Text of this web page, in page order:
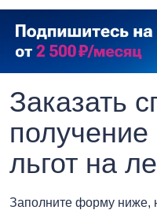
Заказать
льгот на
Заполните форму ниже,